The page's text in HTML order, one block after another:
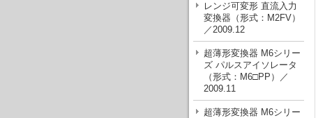
レンジ可変形 直流入力
変換器（形式：M2FV）
／2009.12
超薄形変換器 M6シリー
ズ パルスアイソレータ
（形式：M6□PP）／
2009.11
超薄形変換器 M6シリー